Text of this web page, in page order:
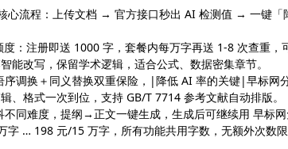
心流程：上传文档 → 官方接口秒出 AI 检测值 → 一键
：注册即送 1000 字，套餐内每万字再送 1-8 次查重，
能改写，保留学术逻辑，适合公式、数据密集章节。
调换＋同义替换双重保险，|降低 AI 率的关键|早标网
、格式一次到位，支持 GB/T 7714 参考文献自动排版。
同难度，提纲→正文一键生成，生成后可继续用 早标网
字 … 198 元/15 万字，所有功能共用字数，无额外次数限